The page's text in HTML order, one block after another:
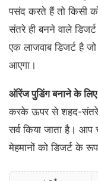
पसंद करते हैं तो किसी
संतरे ही बनने वाले
एक लाजवाब डिजर्ट है
आएगा।
ऑरेंज पुडिंग बनाने के लिए
करके ऊपर से शहद-संतरे
सर्व किया जाता है। आप
मेहमानों को डिजर्ट के